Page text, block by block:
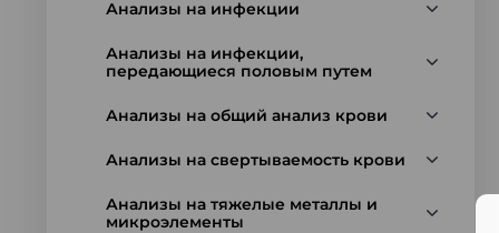
Анализы на инфекции
Анализы на инфекции,
передающиеся половым путем
Анализы на общий анализ крови
Анализы на свертываемость крови
Анализы на тяжелые металлы и
микроэлементы